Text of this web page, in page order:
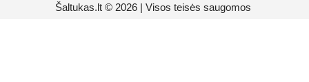
Šaltukas.lt © 2026 | Visos teisės saugomos